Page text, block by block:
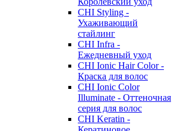
CHI Styling -
Ухаживающий
стайлинг
CHI Infra -
Ежедневный уход
CHI Ionic Hair Color -
Краска для волос
CHI Ionic Color
Illuminate - Оттеночная
серия для волос
CHI Keratin -